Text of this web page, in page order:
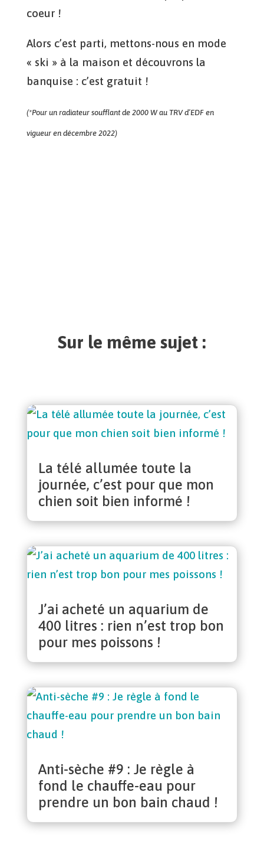
coeur !
Alors c’est parti, mettons-nous en mode
« ski » à la maison et découvrons la
banquise : c’est gratuit !
(*Pour un radiateur soufflant de 2000 W au TRV d’EDF en
vigueur en décembre 2022)
Sur le même sujet :
La télé allumée toute la
journée, c’est pour que mon
chien soit bien informé !
J’ai acheté un aquarium de
400 litres : rien n’est trop bon
pour mes poissons !
Anti-sèche #9 : Je règle à
fond le chauffe-eau pour
prendre un bon bain chaud !